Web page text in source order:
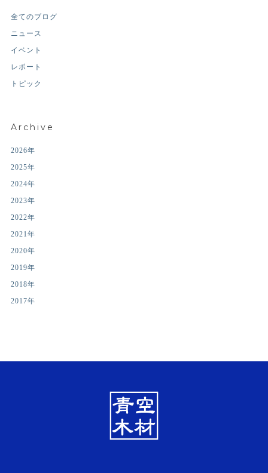
全てのブログ
ニュース
イベント
レポート
トピック
Archive
2026年
2025年
2024年
2023年
2022年
2021年
2020年
2019年
2018年
2017年